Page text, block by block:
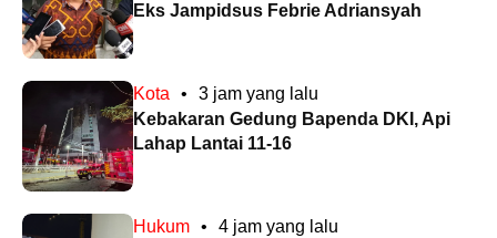
Eks Jampidsus Febrie Adriansyah
Kota •
3 jam yang lalu
Kebakaran Gedung Bapenda DKI, Api
Lahap Lantai 11-16
Hukum •
4 jam yang lalu